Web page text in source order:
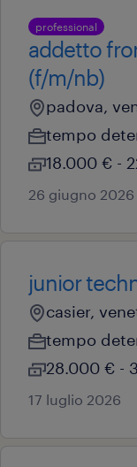
professional
addetto
(f/m/nb)
padova,
tempo
18.000 € -
26 giugno 2026
junior
casier,
tempo
28.000 € -
17 luglio 2026